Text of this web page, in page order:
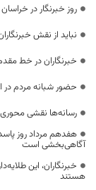
روز خبرنگار در
نباید از نقش
خبرنگاران در خط
حضور شبانه مردم در
رسانه‌ها نقشی محوری
هفدهم مرداد روز
آگاهی‌بخشی است
خبرنگاران، این
هستند